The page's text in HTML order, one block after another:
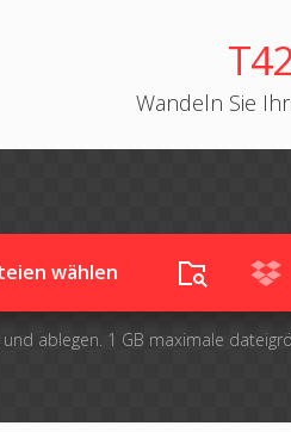
Wandeln Sie
wählen
ablegen. 1 GB maximale